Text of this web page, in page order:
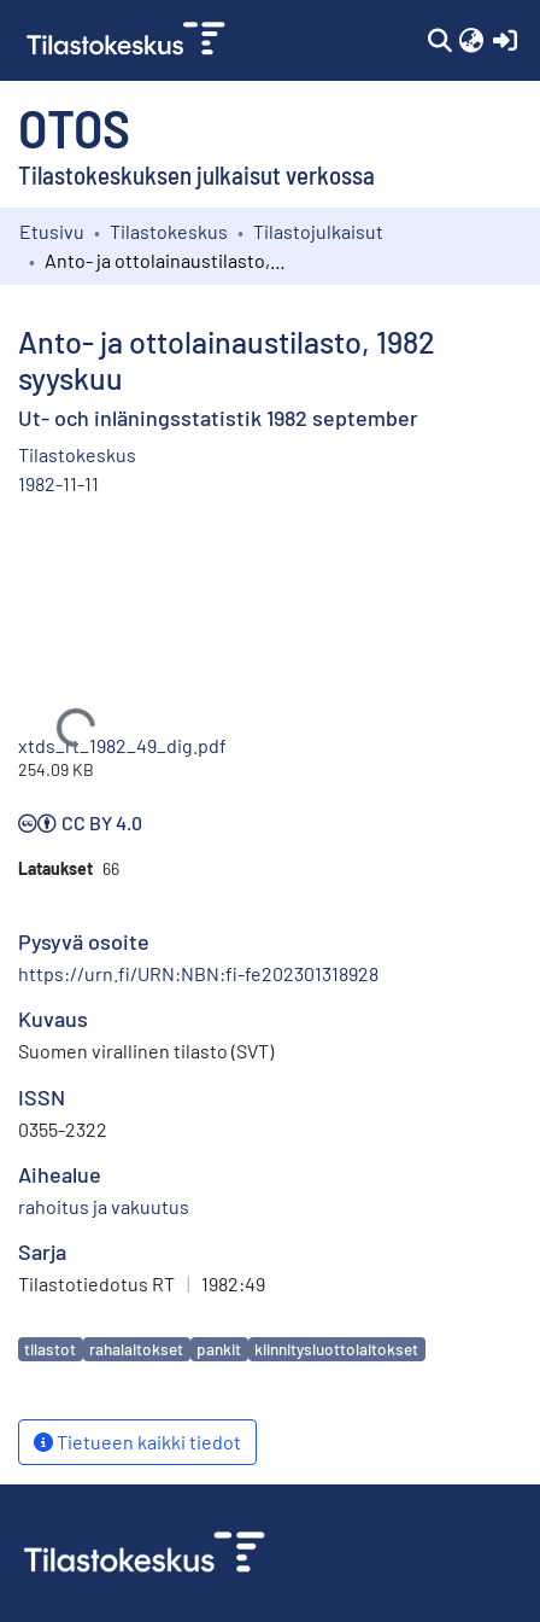
OTOS
Tilastokeskuksen julkaisut verkossa
Kokoelmat
Etusivu Tilastokeskus
Tilastojulkaisut
Anto- ja ottolainaustilasto, 1982
syyskuu
Ut- och inläningsstatistik 1982 september
Tilastokeskus
1982-11-11
Ladataan...
xtds_rt_1982_49_dig.pdf
254.09 KB
CC BY 4.0
Lataukset 66
Pysyvä osoite
https://urn.fi/URN:NBN:fi-fe202301318928
Kuvaus
Suomen virallinen tilasto (SVT)
ISSN
0355-2322
Aihealue
rahoitus ja vakuutus
Sarja
Tilastotiedotus RT | 1982:49
Avainsanat
tilastot rahalaitokset pankit kiinnitysluottolaitokset
Tietueen kaikki tiedot